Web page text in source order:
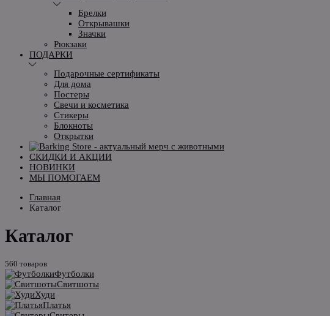
Брелки
Открывашки
Значки
Рюкзаки
ПОДАРКИ
Подарочные сертификаты
Для дома
Постеры
Свечи и косметика
Стикеры
Блокноты
Открытки
СКИДКИ И АКЦИИ
НОВИНКИ
МЫ ПОМОГАЕМ
Главная
Каталог
Каталог
560 товаров
Футболки
Свитшоты
Худи
Платья